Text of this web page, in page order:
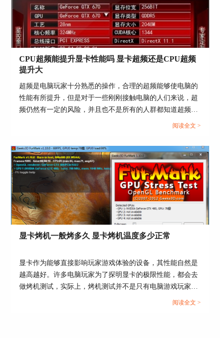
机显示温度会更高，对于笔记本电脑来说，在七十
到八十范围内的温度都是很不错的成绩，台式电脑
因为散热更好，温度会再低一些。
图5：拷机结果示例
如在上图中，小编的拷机项目是前四个：CPU、
FPU、缓存和存储压力下的CPU性能，在第一个栏
目“温度”下可看到几个重要参数的温度变化，也可
以选择只看重要的CPU参数。
在室温为二十三摄氏度时，CPU温度徘徊在六十到
七十之间，如果持续拷机，温度还会上升，但稳定
的。
总而言之，拷机结果在八十摄氏度以下都是可以接
受的，当然，如果更低会更好，及时清理灰尘、安
装更高级的散热器都可以优化拷机结果，如果您的
CPU超频能提升显卡性能吗 显卡超频还是CPU超频
提升大
超频是电脑玩家十分熟悉的操作，合理的超频能够使电脑的
性能有所提升，但是对于一些刚刚接触电脑的人们来说，超
频仍然有一定的风险，并且也不是所有的人群都知道超频的
作用，那么今天我们就来说一说CPU超频能提升显卡性能
阅读全文 >
显卡烤机一般烤多久 显卡烤机温度多少正常
显卡作为能够直接影响玩家游戏体验的设备，其性能自然是
越高越好。许多电脑玩家为了探明显卡的极限性能，都会去
做烤机测试，实际上，烤机测试并不是只有电脑游戏玩家才
可以做，适当的烤机测试同样是十分有必要的。今天我们就
阅读全文 >